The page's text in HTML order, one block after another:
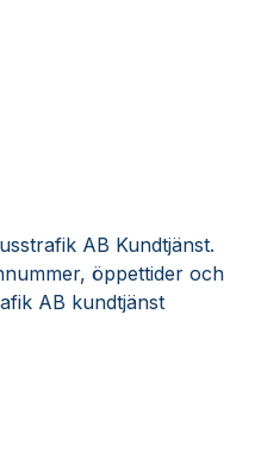
AB Kundtjänst.
öppettider och
AB kundtjänst